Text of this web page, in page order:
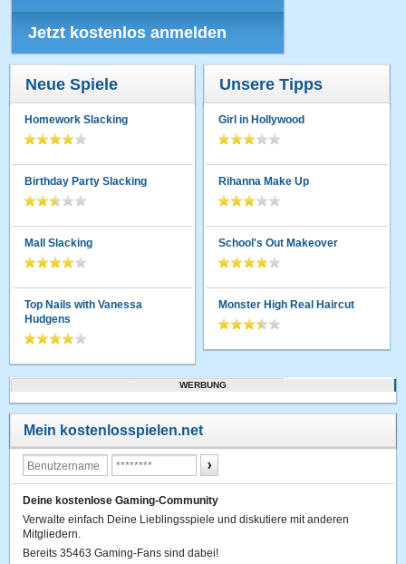
Jetzt kostenlos anmelden
Neue Spiele
Homework Slacking
Birthday Party Slacking
Mall Slacking
Top Nails with Vanessa
Hudgens
Unsere Tipps
Girl in Hollywood
Rihanna Make Up
School's Out Makeover
Monster High Real Haircut
WERBUNG
Mein kostenlosspielen.net
Deine kostenlose Gaming-Community
Verwalte einfach Deine Lieblingsspiele und diskutiere mit anderen
Mitgliedern.
Bereits 35463 Gaming-Fans sind dabei!